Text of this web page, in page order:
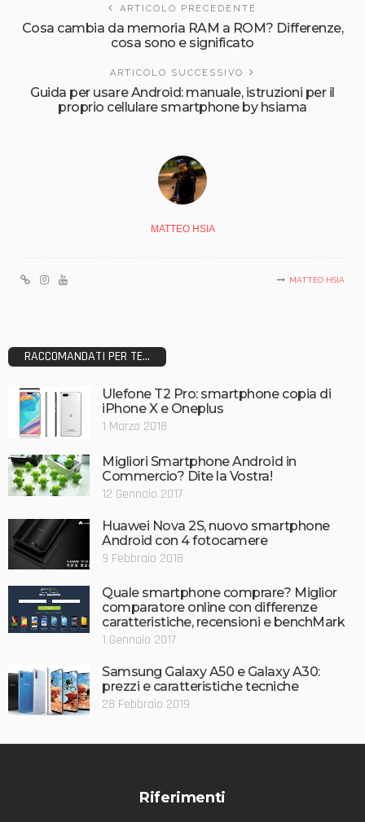
ARTICOLO PRECEDENTE
Cosa cambia da memoria RAM a ROM? Differenze,
cosa sono e significato
ARTICOLO SUCCESSIVO
Guida per usare Android: manuale, istruzioni per il
proprio cellulare smartphone by hsiama
MATTEO HSIA
MATTEO HSIA
RACCOMANDATI PER TE...
Ulefone T2 Pro: smartphone copia di
iPhone X e Oneplus
1 Marzo 2018
Migliori Smartphone Android in
Commercio? Dite la Vostra!
12 Gennaio 2017
Huawei Nova 2S, nuovo smartphone
Android con 4 fotocamere
9 Febbraio 2018
Quale smartphone comprare? Miglior
comparatore online con differenze
caratteristiche, recensioni e benchMark
1 Gennaio 2017
Samsung Galaxy A50 e Galaxy A30:
prezzi e caratteristiche tecniche
28 Febbraio 2019
Riferimenti